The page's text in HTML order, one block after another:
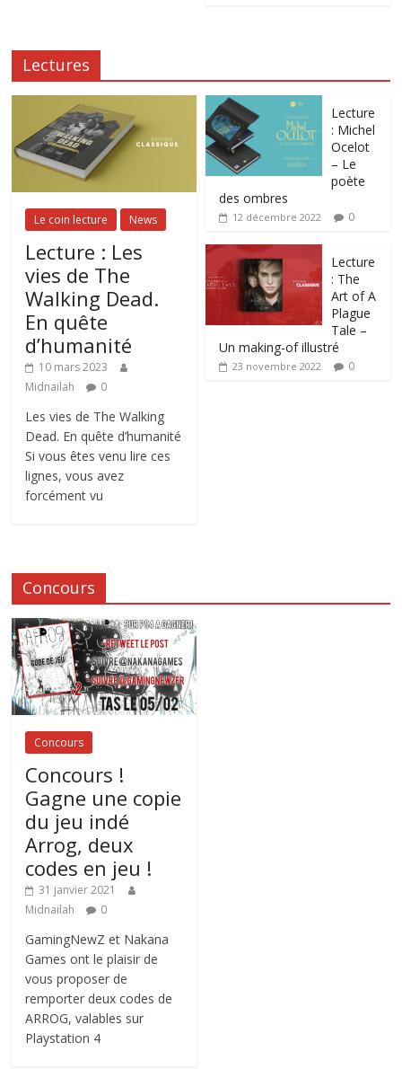
Lectures
Le coin lecture News
Lecture : Les
vies de The
Walking Dead.
En quête
d’humanité
10 mars 2023
Midnailah
0
Les vies de The Walking
Dead. En quête d’humanité
Si vous êtes venu lire ces
lignes, vous avez
forcément vu
Lecture
: Michel
Ocelot
– Le
poète
des ombres
12 décembre 2022 0
Lecture
: The
Art of A
Plague
Tale –
Un making-of illustré
23 novembre 2022 0
Concours
Concours
Concours !
Gagne une copie
du jeu indé
Arrog, deux
codes en jeu !
31 janvier 2021
Midnailah
0
GamingNewZ et Nakana
Games ont le plaisir de
vous proposer de
remporter deux codes de
ARROG, valables sur
Playstation 4